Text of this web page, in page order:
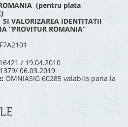
(pentru plata
VALORIZAREA IDENTITATII
“PROVITUR ROMANIA”
16421 / 19.04.2010
1379/ 06.03.2019
OMNIASIG 60285 valabila pana la